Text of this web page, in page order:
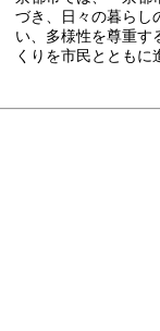
づき、日々の暮らし
い、多様性を尊重す
くりを市民ととも